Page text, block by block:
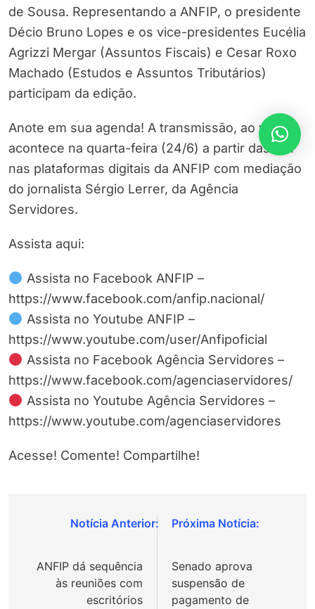
de Sousa. Representando a ANFIP, o presidente
Décio Bruno Lopes e os vice-presidentes Eucélia
Agrizzi Mergar (Assuntos Fiscais) e Cesar Roxo
Machado (Estudos e Assuntos Tributários)
participam da edição.
Anote em sua agenda! A transmissão, ao vivo,
acontece na quarta-feira (24/6) a partir das 10h
nas plataformas digitais da ANFIP com mediação
do jornalista Sérgio Lerrer, da Agência
Servidores.
Assista aqui:
Assista no Facebook ANFIP –
https://www.facebook.com/anfip.nacional/
Assista no Youtube ANFIP –
https://www.youtube.com/user/Anfipoficial
Assista no Facebook Agência Servidores –
https://www.facebook.com/agenciaservidores/
Assista no Youtube Agência Servidores –
https://www.youtube.com/agenciaservidores
Acesse! Comente! Compartilhe!
Navegação
Post
ANFIP dá sequência
às reuniões com
escritórios
Senado aprova
suspensão de
pagamento de